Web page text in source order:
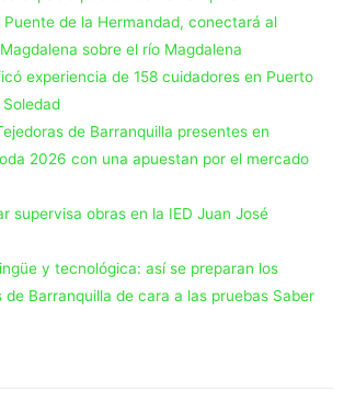
Puente de la Hermandad, conectará al
sobre el río Magdalena
experiencia de 158 cuidadores en Puerto
de Barranquilla presentes en
2026 con una apuestan por el mercado
supervisa obras en la IED Juan José
y tecnológica: así se preparan los
de Barranquilla de cara a las pruebas Saber